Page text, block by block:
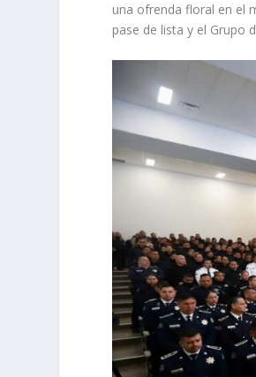
una ofrenda floral en el
pase de lista y el Grupo